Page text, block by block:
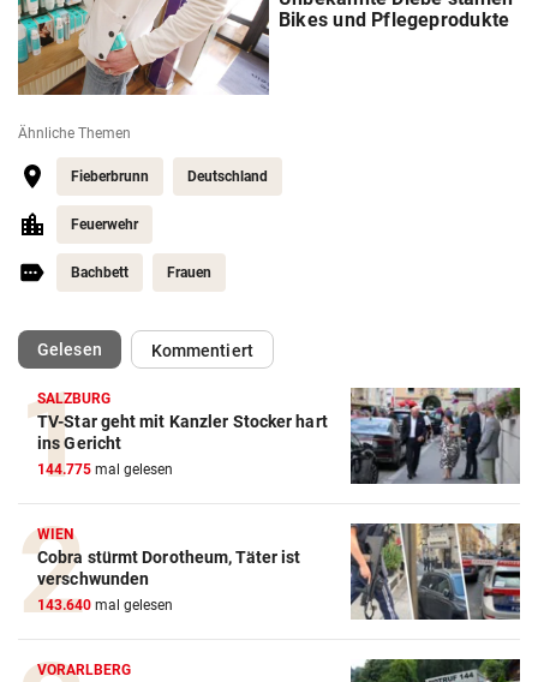
Bikes und Pflegeprodukte
Ähnliche Themen
Fieberbrunn Deutschland
Feuerwehr
Bachbett Frauen
Gelesen(ausgewählt)Kommentiert
SALZBURG
TV-Star geht mit Kanzler Stocker hart
ins Gericht
144.775 mal gelesen
WIEN
Cobra stürmt Dorotheum, Täter ist
verschwunden
143.640 mal gelesen
VORARLBERG